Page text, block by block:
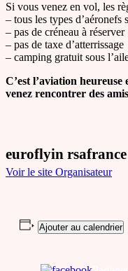
Si vous venez en vol, les
– tous les types
– pas de créneau à réserver
– pas de taxe d’atterrissage
– camping gratuit sous
C’est l’aviation
venez rencontrer des
euroflyin rsafrance
Voir le site Organisateur
Ajouter au calendrier